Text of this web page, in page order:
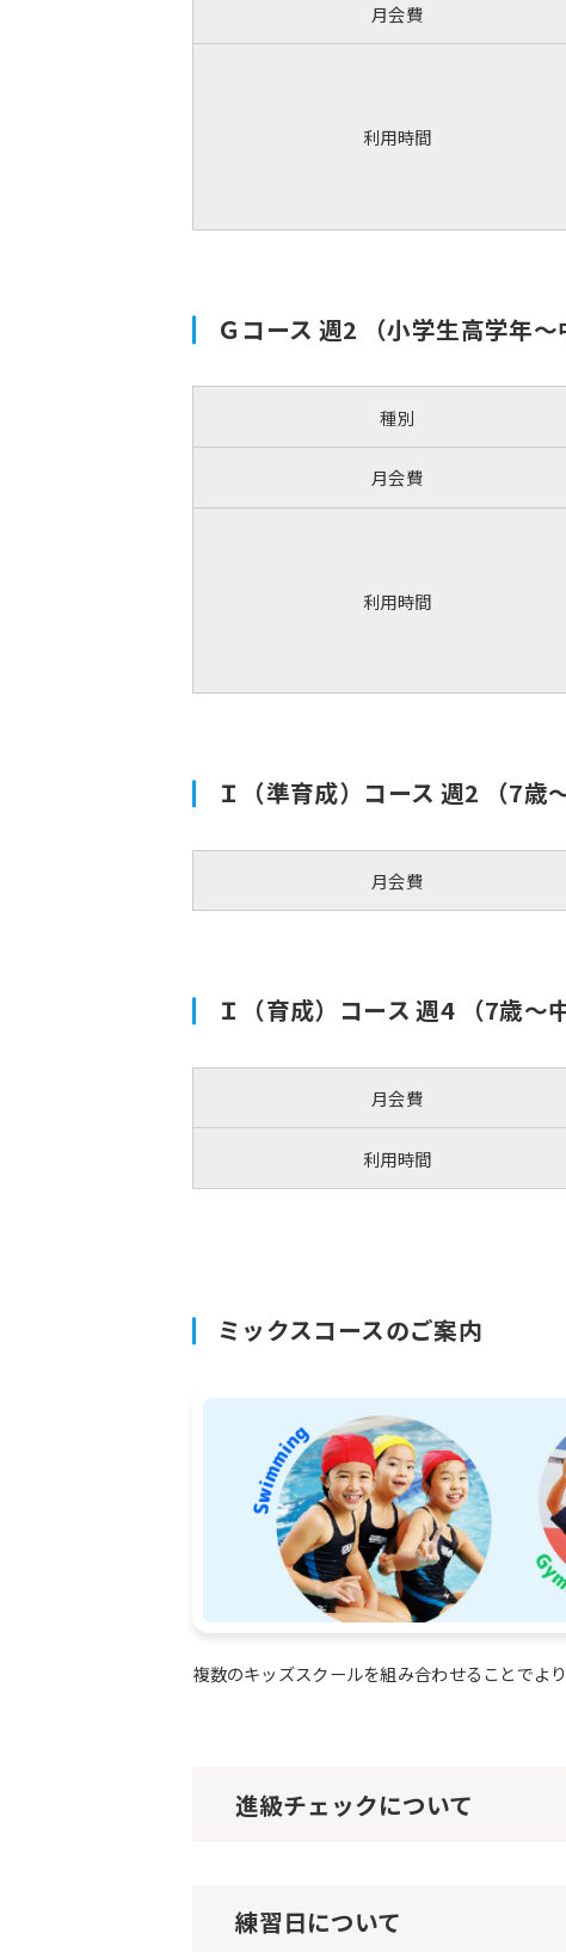
月会費
利用時間
Ｇコース 週2 （小学生高学年〜
種別
月会費
利用時間
Ｉ（準育成）コース 週2 （7歳
月会費
Ｉ（育成）コース 週4 （7歳〜
月会費
利用時間
ミックスコースのご案内
複数のキッズスクールを組み合わせることでよ
進級チェックについて
練習日について